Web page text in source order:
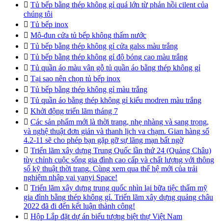
 Tủ bếp bằng thép không gỉ quá lớn từ phản hồi cilent của
chúng tôi
 Tủ bếp inox
 Mô-đun cửa tủ bếp không thấm nước
 Tủ bếp bằng thép không gỉ cửa galss màu trắng
 Tủ bếp bằng thép không gỉ độ bóng cao màu trắng
 Tủ quần áo màu vân gỗ tủ quần áo bằng thép không gỉ
 Tại sao nên chọn tủ bếp inox
 Tủ bếp bằng thép không gỉ màu trắng
 Tủ quần áo bằng thép không gỉ kiểu modren màu trắng
 Khởi động triển lãm tháng 7
 Các sản phẩm mới là thời trang, nhẹ nhàng và sang trọng,
và nghệ thuật đơn giản và thanh lịch va chạm. Gian hàng số
4.2-11 sẽ cho phép bạn gặp gỡ sự lãng mạn bất ngờ
 Triển lãm xây dựng Trung Quốc lần thứ 24 (Quảng Châu)
tùy chỉnh cuộc sống gia đình cao cấp và chất lượng với thông
số kỹ thuật thời trang. Cùng xem qua thế hệ mới của trải
nghiệm nhập vai yanyi Space!
 Triển lãm xây dựng trung quốc nhìn lại bữa tiệc thẩm mỹ
gia đình bằng thép không gỉ. Triển lãm xây dựng quảng châu
2022 đã đi đến kết luận thành công!
 Hộp Lắp đặt dự án biểu tượng biệt thự Việt Nam